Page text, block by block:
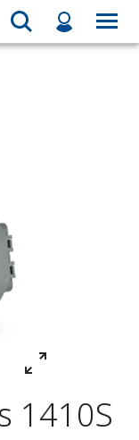
1410S